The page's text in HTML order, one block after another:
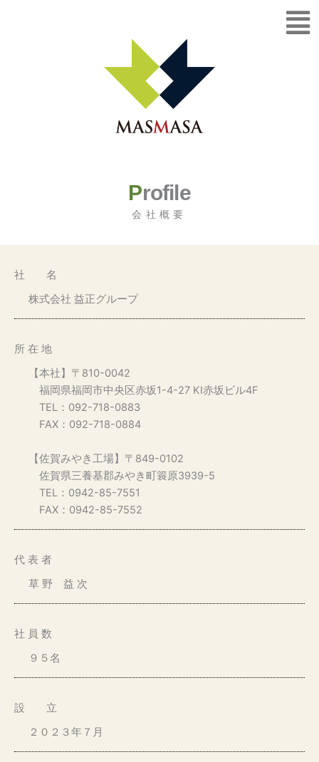
メ
ニ
ュ
Profile
会社概要
社 名
株式会社 益正グループ
所 在 地
【本社】〒810-0042
福岡県福岡市中央区赤坂1-4-27 KI赤坂ビル4F
TEL：092-718-0883
FAX：092-718-0884
【佐賀みやき工場】〒849-0102
佐賀県三養基郡みやき町簑原3939-5
TEL：0942-85-7551
FAX：0942-85-7552
代 表 者
草 野 益 次
社 員 数
９５名
設 立
２０２３年７月